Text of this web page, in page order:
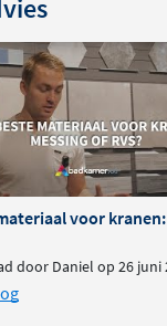
Shower
een
Ecoair
zonder
maakt het
Het
voor kranen:
door Daniel op 26 juni